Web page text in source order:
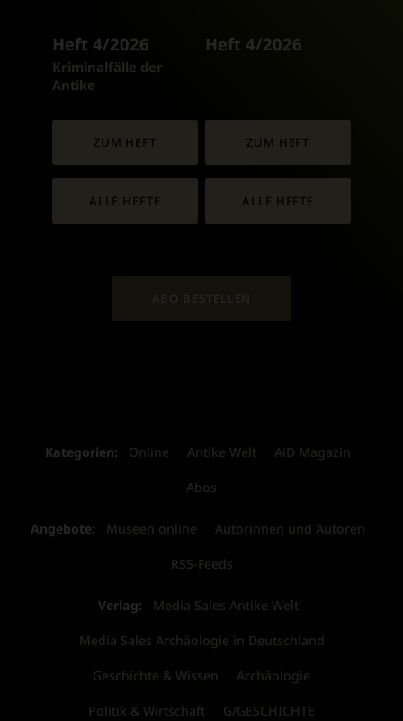
Heft 4/2026
:
Kriminalfälle der
Antike
ZUM HEFT
ALLE HEFTE
Heft 4/2026
ZUM HEFT
ALLE HEFTE
ABO BESTELLEN
Kategorien: Online Antike Welt AiD Magazin
Abos
Angebote: Museen online Autorinnen und Autoren
RSS-Feeds
Verlag: Media Sales Antike Welt
Media Sales Archäologie in Deutschland
Geschichte & Wissen Archäologie
Politik & Wirtschaft G/GESCHICHTE